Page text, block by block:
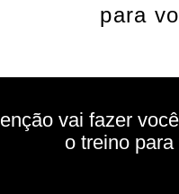
para
vai fazer
o treino